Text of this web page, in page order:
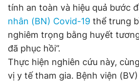
Đọc Thanh Niên trên điện thoại
tính an toàn và hiệu quả bước
nhân (BN) Covid-19 thể trung
nghiêm trọng bằng huyết
đã phục hồi”.
Thực hiện nghiên cứu này,
vị y tế tham gia. Bệnh viện